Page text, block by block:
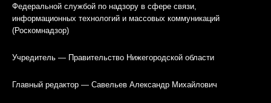
Федеральной службой по надзору в сфере связи,
информационных технологий и массовых коммуникаций
(Роскомнадзор)
Учредитель — Правительство Нижегородской области
Главный редактор — Савельев Александр Михайлович